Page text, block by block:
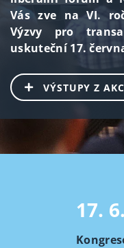
Vás zve na VI.
Výzvy pro
uskuteční 17.
VÝSTUPY Z
17.